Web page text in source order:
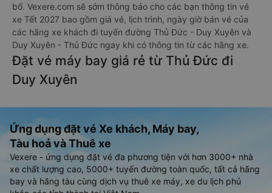
bố. Vexere.com sẽ sớm thông báo cho các bạn thông tin vé
xe Tết 2027 bao gồm giá vé, lịch trình, ngày giờ bán vé của
các hãng xe khách đi tuyến đường Thủ Đức - Duy Xuyên và
Duy Xuyên - Thủ Đức ngay khi có thông tin từ các hãng xe.
Đặt vé máy bay giá rẻ từ Thủ Đức đi
Duy Xuyên
Ứng dụng đặt vé Xe khách, Máy bay,
Tàu hoả và Thuê xe
Vexere - ứng dụng đặt vé đa phương tiện với hơn 3000+ nhà
xe chất lượng cao, 5000+ tuyến đường toàn quốc, tất cả hãng
bay và hãng tàu cùng dịch vụ thuê xe máy, xe du lịch phủ